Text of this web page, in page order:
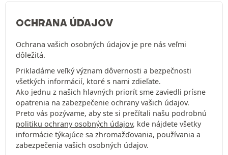
OCHRANA ÚDAJOV
Ochrana vašich osobných údajov je pre nás veľmi
dôležitá.
Prikladáme veľký význam dôvernosti a bezpečnosti
všetkých informácií, ktoré s nami zdieľate.
Ako jednu z našich hlavných priorít sme zaviedli prísne
opatrenia na zabezpečenie ochrany vašich údajov.
Preto vás pozývame, aby ste si prečítali našu podrobnú
politiku ochrany osobných údajov, kde nájdete všetky
informácie týkajúce sa zhromažďovania, používania a
zabezpečenia vašich osobných údajov.